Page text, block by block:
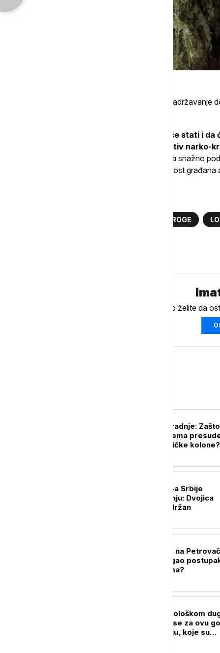
Dodao je da je osumnjičenom određeno zadržavanje
"Ovo je još jedan dokaz da policija neće stati i
beskompromisno da deluje u borbi protiv narko-
zaštite za bilo koga. Država će nastaviti da snažno
drogom, jer je zaštita naše dece i bezbednost
ZAPLENA DROGE
Ukoliko želite da
Zid ćutanja i nesaradnje:
posle 31 godine nema
raketiranje izbegličke kolone?
Tri policajca MUP-a Srbije
privedena na Jarinju: Dvojica
pušteni, jedan zadržan
Godišnjica zločina na
cesti: Dokle je stigao
masakr nad civilima?
Čovečanstvo u ekološkom
Srbija svoje resurse za ovu
potrošila još u maju, koje su